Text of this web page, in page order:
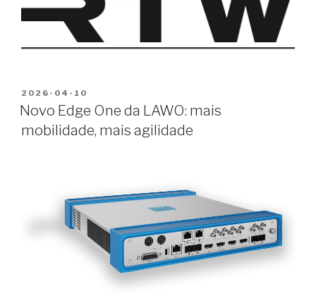
PUBLICADO
EM
2026-04-10
Novo Edge One da LAWO: mais
mobilidade, mais agilidade